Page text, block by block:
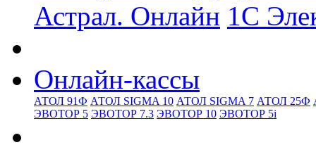
Астрал. Онлайн 1С
Онлайн-кассы
АТОЛ 91Ф АТОЛ SIGMA 10 АТОЛ SIGMA 7 АТОЛ 25Ф
ЭВОТОР 5 ЭВОТОР 7.3 ЭВОТОР 10 ЭВОТОР 5i